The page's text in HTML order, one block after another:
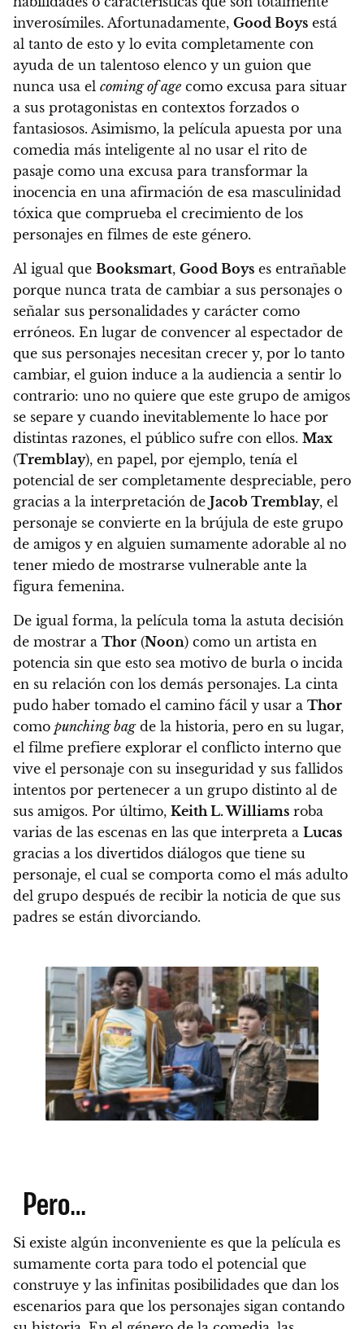
inverosímiles. Afortunadamente, Good Boys está
al tanto de esto y lo evita completamente con
ayuda de un talentoso elenco y un guion que
nunca usa el coming of age como excusa para situar
a sus protagonistas en contextos forzados o
fantasiosos. Asimismo, la película apuesta por una
comedia más inteligente al no usar el rito de
pasaje como una excusa para transformar la
inocencia en una afirmación de esa masculinidad
tóxica que comprueba el crecimiento de los
personajes en filmes de este género.
Al igual que Booksmart, Good Boys es entrañable
porque nunca trata de cambiar a sus personajes o
señalar sus personalidades y carácter como
erróneos. En lugar de convencer al espectador de
que sus personajes necesitan crecer y, por lo tanto
cambiar, el guion induce a la audiencia a sentir lo
contrario: uno no quiere que este grupo de amigos
se separe y cuando inevitablemente lo hace por
distintas razones, el público sufre con ellos. Max
(Tremblay), en papel, por ejemplo, tenía el
potencial de ser completamente despreciable, pero
gracias a la interpretación de Jacob Tremblay, el
personaje se convierte en la brújula de este grupo
de amigos y en alguien sumamente adorable al no
tener miedo de mostrarse vulnerable ante la
figura femenina.
De igual forma, la película toma la astuta decisión
de mostrar a Thor (Noon) como un artista en
potencia sin que esto sea motivo de burla o incida
en su relación con los demás personajes. La cinta
pudo haber tomado el camino fácil y usar a Thor
como punching bagde la historia, pero en su lugar,
el filme prefiere explorar el conflicto interno que
vive el personaje con su inseguridad y sus fallidos
intentos por pertenecer a un grupo distinto al de
sus amigos. Por último, Keith L. Williams roba
varias de las escenas en las que interpreta a Lucas
gracias a los divertidos diálogos que tiene su
personaje, el cual se comporta como el más adulto
del grupo después de recibir la noticia de que sus
padres se están divorciando.
Pero…
Si existe algún inconveniente es que la película es
sumamente corta para todo el potencial que
construye y las infinitas posibilidades que dan los
escenarios para que los personajes sigan contando